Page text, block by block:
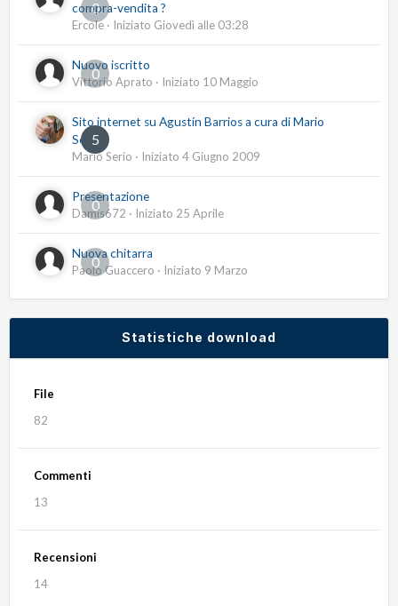
0
compra-vendita ?
Ercole · Iniziato Giovedì alle 03:28
0
Nuovo iscritto
Vittorio Aprato · Iniziato 10 Maggio
5
Sito internet su Agustín Barrios a cura di Mario
Serio
Mario Serio · Iniziato 4 Giugno 2009
0
Presentazione
Damis672 · Iniziato 25 Aprile
0
Nuova chitarra
Paolo Guaccero · Iniziato 9 Marzo
Statistiche download
File
82
Commenti
13
Recensioni
14